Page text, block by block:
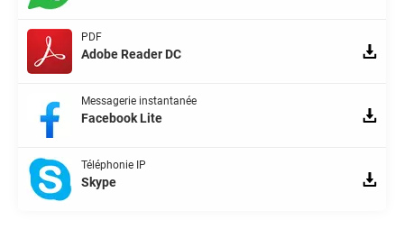
PDF
Adobe Reader DC
Messagerie instantanée
Facebook Lite
Téléphonie IP
Skype